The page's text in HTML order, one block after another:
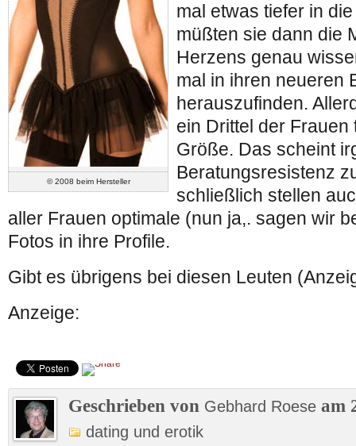
© 2008 beim Hersteller
mal etwas tiefer in
müßten sie dann die
Herzens genau
mal in ihren neueren
herauszufinden.
ein Drittel der
Größe. Das scheint
Beratungsresistenz
schließlich stellen
aller Frauen optimale (nun ja,. sagen wir
Fotos in ihre Profile.
Gibt es übrigens bei diesen Leuten
Anzeige:
Geschrieben von Gebhard Roese am
dating und erotik